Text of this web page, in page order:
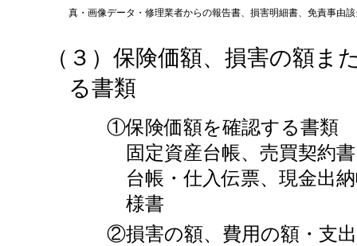
真・画像データ・修理業者からの報告書、損害明細書、免責事由
（３）保険価額、損害の額ま
る書類
①保険価額を確認する書類
固定資産台帳、売買契約
台帳・仕入伝票、現金出
様書
②損害の額、費用の額・支